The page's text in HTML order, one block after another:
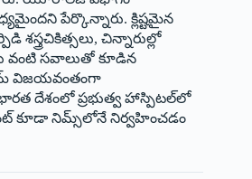
పేర్కొన్నారు. క్లిష్టమైన
శస్త్రచికిత్సలు, చిన్నారుల్లో
వంటి సవాలుతో కూడిన
విజయవంతంగా
దేశంలో ప్రభుత్వ హాస్పిటల్‌లో
కూడా నిమ్స్‌లోనే నిర్వహించడం